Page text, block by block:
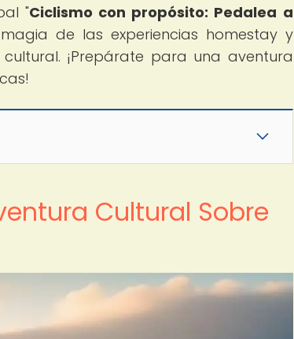
"Ciclismo con propósito: Pedalea a
de las experiencias homestay y
¡Prepárate para una aventura
Cultural Sobre